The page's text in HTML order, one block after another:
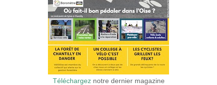
Téléchargeznotre dernier magazine